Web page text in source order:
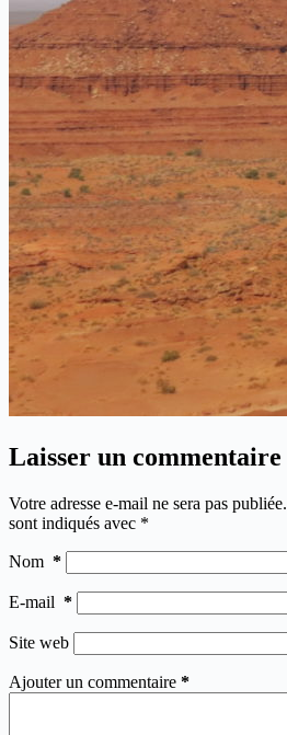
Laisser un commentaire
Votre adresse e-mail ne sera pas publiée.
sont indiqués avec *
Nom *
E-mail *
Site web
Ajouter un commentaire *